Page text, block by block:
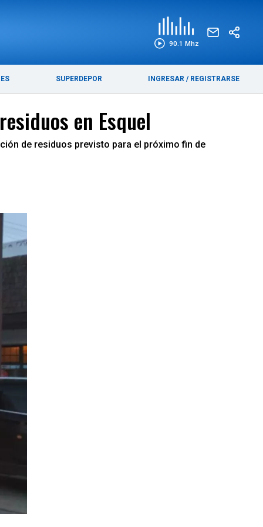
90.1 Mhz
SUPERDEPOR INGRESAR / REGISTRARSE
en Esquel
de residuos previsto para el próximo fin de